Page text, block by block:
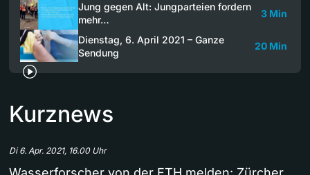
Jung gegen Alt: Jungparteien fordern
mehr…
3 Min
Dienstag, 6. April 2021 – Ganze
Sendung
20 Min
Kurznews
Di 6. Apr. 2021, 16.00 Uhr